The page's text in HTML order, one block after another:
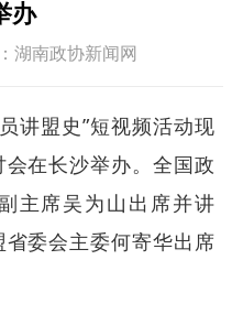
办
湖南政协新闻网
讲盟史”短视频活动现
在长沙举办。全国政
主席吴为山出席并讲
委会主委何寄华出席